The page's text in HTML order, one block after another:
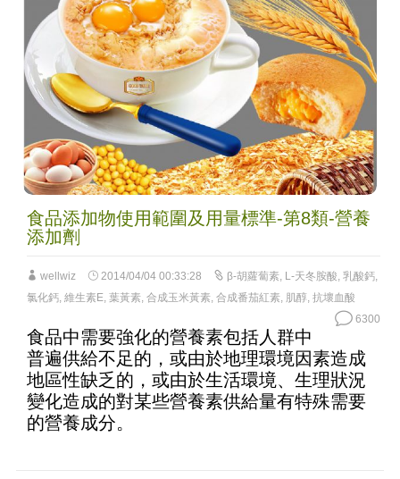
食品添加物使用範圍及用量標準-第8類-營養
添加劑
wellwiz 2014/04/04 00:33:28 β-胡蘿蔔素, L-天冬胺酸, 乳酸鈣,
氯化鈣, 維生素E, 葉黃素, 合成玉米黃素, 合成番茄紅素, 肌醇, 抗壞血酸
6300
食品中需要強化的營養素包括人群中
普遍供給不足的，或由於地理環境因素造成
地區性缺乏的，或由於生活環境、生理狀況
變化造成的對某些營養素供給量有特殊需要
的營養成分。